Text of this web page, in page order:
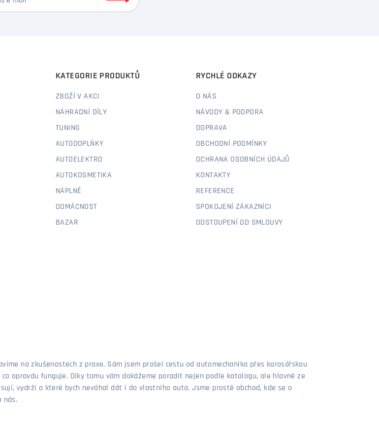
KATEGORIE PRODUKTŮ
ZBOŽÍ V AKCI
NÁHRADNÍ DÍLY
TUNING
AUTODOPLŇKY
AUTOELEKTRO
AUTOKOSMETIKA
NÁPLNĚ
DOMÁCNOST
BAZAR
RYCHLÉ ODKAZY
O NÁS
NÁVODY & PODPORA
DOPRAVA
OBCHODNÍ PODMÍNKY
OCHRANA OSOBNÍCH ÚDAJŮ
KONTAKTY
REFERENCE
SPOKOJENÍ ZÁKAZNÍCI
ODSTOUPENÍ OD SMLOUVY
na zkušenostech z praxe. Sám jsem prošel cestu od automechanika přes karosářskou
opravdu funguje. Díky tomu vám dokážeme poradit nejen podle katalogu, ale hlavně ze
vydrží a které bych neváhal dát i do vlastního auta. Jsme prostě obchod, kde se o
nás.